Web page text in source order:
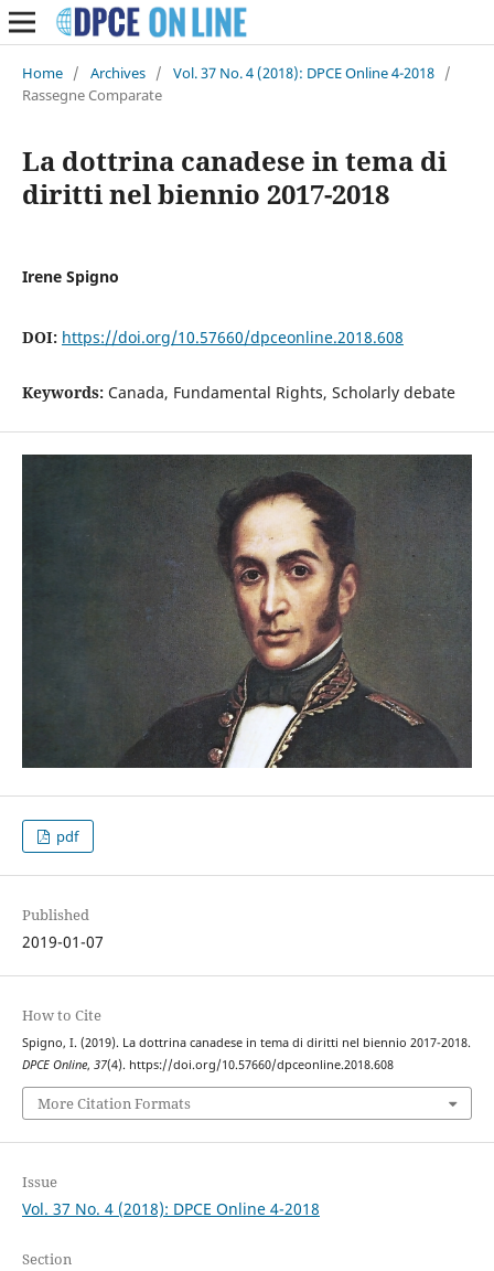
Home / Archives / Vol. 37 No. 4 (2018): DPCE Online 4-2018 /
Rassegne Comparate
La dottrina canadese in tema di
diritti nel biennio 2017-2018
Irene Spigno
DOI: https://doi.org/10.57660/dpceonline.2018.608
Keywords: Canada, Fundamental Rights, Scholarly debate
pdf
Published
2019-01-07
How to Cite
Spigno, I. (2019). La dottrina canadese in tema di diritti nel biennio 2017-2018.
DPCE Online, 37(4). https://doi.org/10.57660/dpceonline.2018.608
More Citation Formats
Issue
Vol. 37 No. 4 (2018): DPCE Online 4-2018
Section